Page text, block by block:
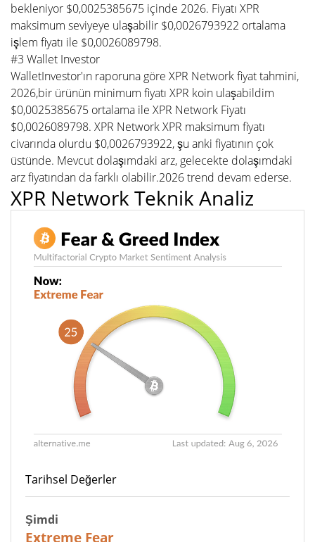
bekleniyor $0,0025385675 içinde 2026. Fiyatı XPR
maksimum seviyeye ulaşabilir $0,0026793922 ortalama
işlem fiyatı ile $0,0026089798.
#3 Wallet Investor
WalletInvestor'ın raporuna göre XPR Network fiyat tahmini,
2026,bir ürünün minimum fiyatı XPR koin ulaşabildim
$0,0025385675 ortalama ile XPR Network Fiyatı
$0,0026089798. XPR Network XPR maksimum fiyatı
civarında olurdu $0,0026793922, şu anki fiyatının çok
üstünde. Mevcut dolaşımdaki arz, gelecekte dolaşımdaki
arz fiyatından da farklı olabilir.2026 trend devam ederse.
XPR Network Teknik Analiz
Tarihsel Değerler
Şimdi
Extreme Fear